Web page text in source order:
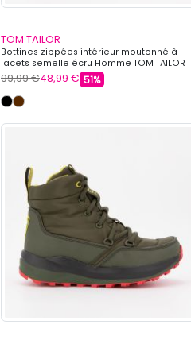
TOM TAILOR
Bottines zippées intérieur moutonné à
lacets semelle écru Homme TOM TAILOR
99,99 €48,99 € 51%